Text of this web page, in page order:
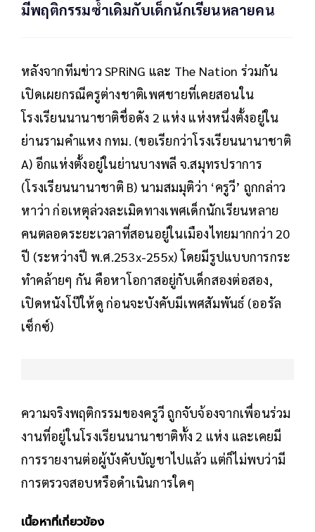
มีพฤติกรรมซ้ำเดิมกับเด็กนักเรียนหลายคน
หลังจากทีมข่าว SPRiNG และ The Nation ร่วมกัน
เปิดเผยกรณีครูต่างชาติเพศชายที่เคยสอนใน
โรงเรียนนานาชาติชื่อดัง 2 แห่ง แห่งหนึ่งตั้งอยู่ใน
ย่านรามคำแหง กทม. (ขอเรียกว่าโรงเรียนนานาชาติ
A) อีกแห่งตั้งอยู่ในย่านบางพลี จ.สมุทรปราการ
(โรงเรียนนานาชาติ B) นามสมมุติว่า ‘ครูวี’ ถูกกล่าว
หาว่า ก่อเหตุล่วงละเมิดทางเพศเด็กนักเรียนหลาย
คนตลอดระยะเวลาที่สอนอยู่ในเมืองไทยมากกว่า 20
ปี (ระหว่างปี พ.ศ.253x-255x) โดยมีรูปแบบการกระ
ทำคล้ายๆ กัน คือหาโอกาสอยู่กับเด็กสองต่อสอง,
เปิดหนังโป๊ให้ดู ก่อนจะบังคับมีเพศสัมพันธ์ (ออรัล
เซ็กซ์)
ความจริงพฤติกรรมของครูวี ถูกจับจ้องจากเพื่อนร่วม
งานที่อยู่ในโรงเรียนนานาชาติทั้ง 2 แห่ง และเคยมี
การรายงานต่อผู้บังคับบัญชาไปแล้ว แต่ก็ไม่พบว่ามี
การตรวจสอบหรือดำเนินการใดๆ
เนื้อหาที่เกี่ยวข้อง